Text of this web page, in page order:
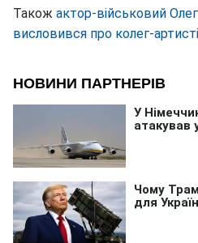
Також актор-військовий
висловився про колег-